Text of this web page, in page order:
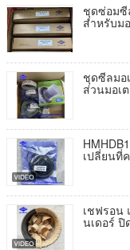
ชุดซ่อมซี
สำหรับม
ชุดซีลมอ
ส่วนมอเ
เปลี่ยนที่
เชฟรอน
นเดอร์ ปิ